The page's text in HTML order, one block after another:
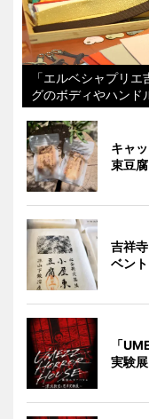
「エルベシャプリ
グのボディやハンド
キャ
束豆
吉祥
ベント
「
実験